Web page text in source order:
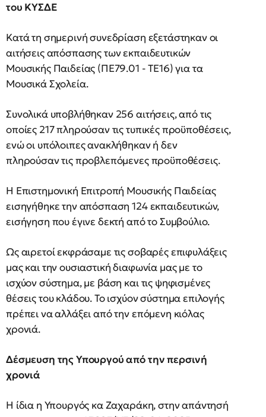
του ΚΥΣΔΕ
Κατά τη σημερινή συνεδρίαση εξετάστηκαν οι
αιτήσεις απόσπασης των εκπαιδευτικών
Μουσικής Παιδείας (ΠΕ79.01 - ΤΕ16) για τα
Μουσικά Σχολεία.
Συνολικά υποβλήθηκαν 256 αιτήσεις, από τις
οποίες 217 πληρούσαν τις τυπικές προϋποθέσεις,
ενώ οι υπόλοιπες ανακλήθηκαν ή δεν
πληρούσαν τις προβλεπόμενες προϋποθέσεις.
Η Επιστημονική Επιτροπή Μουσικής Παιδείας
εισηγήθηκε την απόσπαση 124 εκπαιδευτικών,
εισήγηση που έγινε δεκτή από το Συμβούλιο.
Ως αιρετοί εκφράσαμε τις σοβαρές επιφυλάξεις
μας και την ουσιαστική διαφωνία μας με το
ισχύον σύστημα, με βάση και τις ψηφισμένες
θέσεις του κλάδου. Το ισχύον σύστημα επιλογής
πρέπει να αλλάξει από την επόμενη κιόλας
χρονιά.
Δέσμευση της Υπουργού από την περσινή
χρονιά
Η ίδια η Υπουργός κα Ζαχαράκη, στην απάντησή